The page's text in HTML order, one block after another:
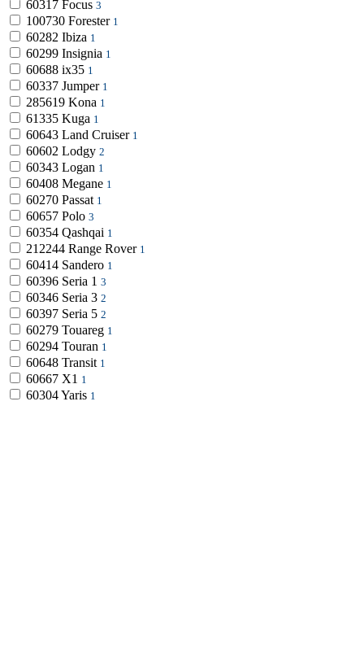
60317 Focus 3
100730 Forester 1
60282 Ibiza 1
60299 Insignia 1
60688 ix35 1
60337 Jumper 1
285619 Kona 1
61335 Kuga 1
60643 Land Cruiser 1
60602 Lodgy 2
60343 Logan 1
60408 Megane 1
60270 Passat 1
60657 Polo 3
60354 Qashqai 1
212244 Range Rover 1
60414 Sandero 1
60396 Seria 1 3
60346 Seria 3 2
60397 Seria 5 2
60279 Touareg 1
60294 Touran 1
60648 Transit 1
60667 X1 1
60304Yaris 1